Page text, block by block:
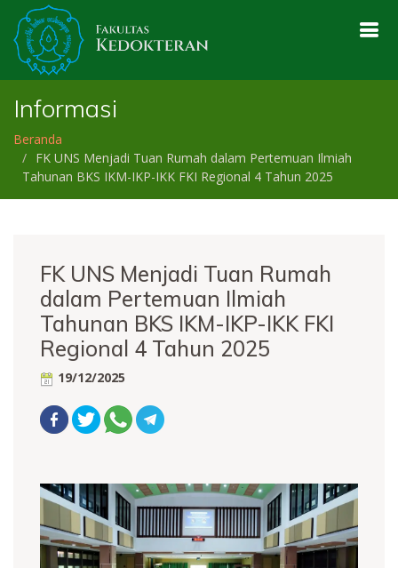
Informasi
Beranda
FK UNS Menjadi Tuan Rumah dalam Pertemuan Ilmiah
Tahunan BKS IKM-IKP-IKK FKI Regional 4 Tahun 2025
FK UNS Menjadi Tuan Rumah
dalam Pertemuan Ilmiah
Tahunan BKS IKM-IKP-IKK FKI
Regional 4 Tahun 2025
19/12/2025